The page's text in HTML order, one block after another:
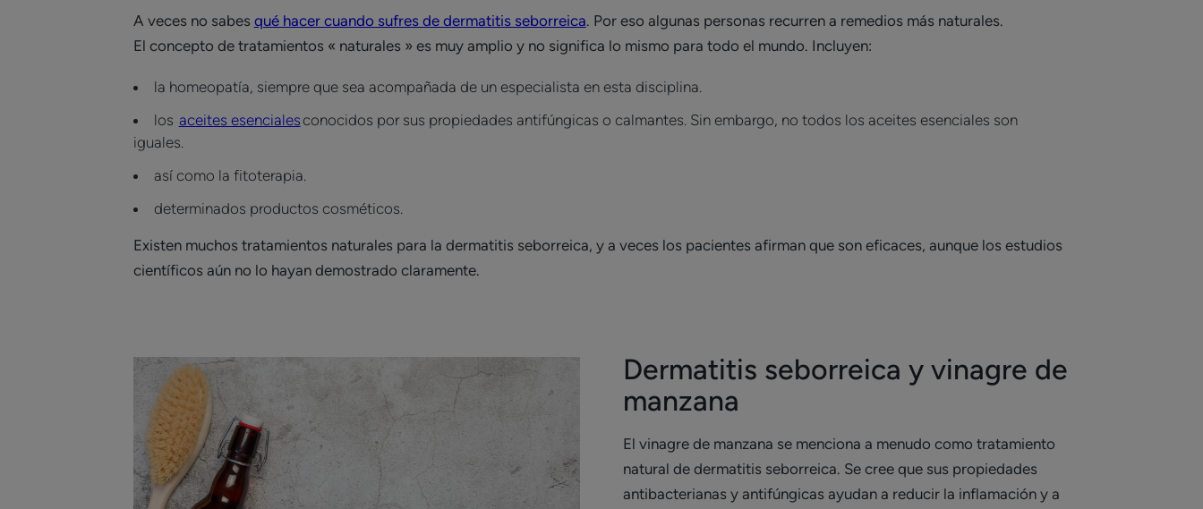
A veces no sabes qué hacer cuando sufres de dermatitis seborreica. Por eso algunas personas recurren a remedios más naturales.
El concepto de tratamientos « naturales » es muy amplio y no significa lo mismo para todo el mundo. Incluyen:
la homeopatía, siempre que sea acompañada de un especialista en esta disciplina.
los aceites esenciales conocidos por sus propiedades antifúngicas o calmantes. Sin embargo, no todos los aceites esenciales son
iguales.
así como la fitoterapia.
determinados productos cosméticos.
Existen muchos tratamientos naturales para la dermatitis seborreica, y a veces los pacientes afirman que son eficaces, aunque los estudios
científicos aún no lo hayan demostrado claramente.
Dermatitis seborreica y vinagre de
manzana
El vinagre de manzana se menciona a menudo como tratamiento
natural de dermatitis seborreica. Se cree que sus propiedades
antibacterianas y antifúngicas ayudan a reducir la inflamación y a